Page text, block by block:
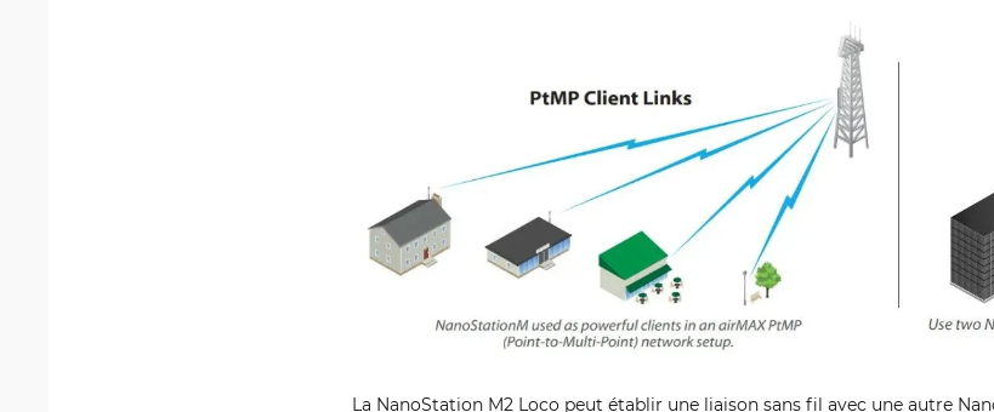
La NanoStation M2 Loco peut établir une liaison sans fil avec une autre